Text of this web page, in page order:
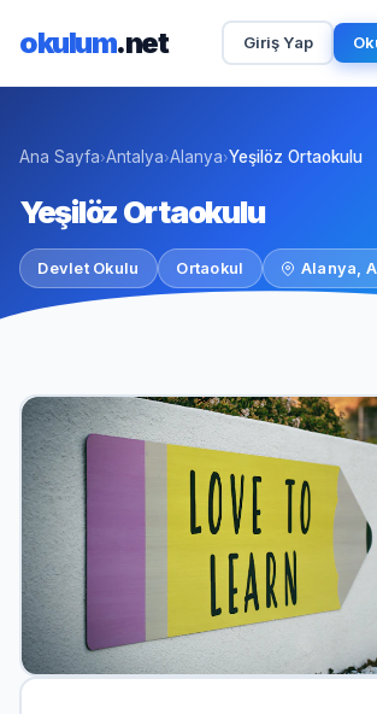
okulum.net Giriş Yap
Ana Sayfa›Antalya›Alanya›Yeşilöz Ortaokulu
Yeşilöz Ortaokulu
Devlet Okulu Ortaokul Alanya,